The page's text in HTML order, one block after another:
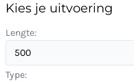
Kies je uitvoering
Lengte:
Type: